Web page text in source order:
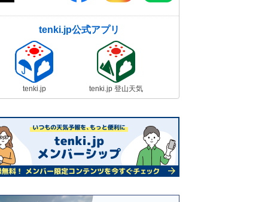
tenki.jp公式アプリ
tenki.jp tenki.jp 登山天気